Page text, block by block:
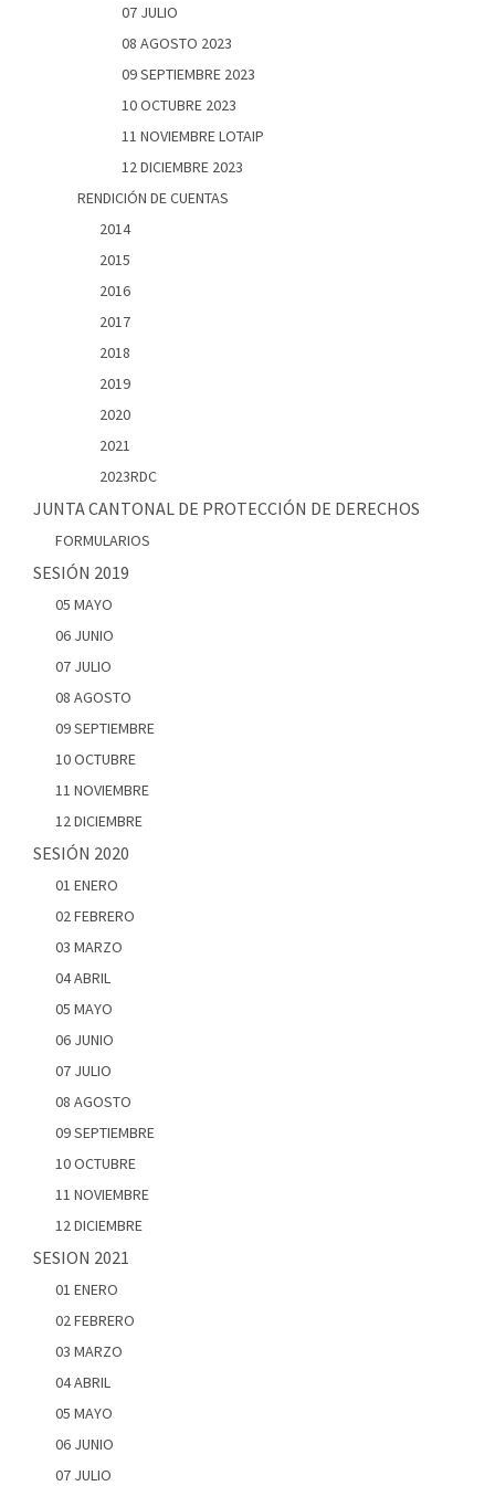
07 JULIO
08 AGOSTO 2023
09 SEPTIEMBRE 2023
10 OCTUBRE 2023
11 NOVIEMBRE LOTAIP
12 DICIEMBRE 2023
RENDICIÓN DE CUENTAS
2014
2015
2016
2017
2018
2019
2020
2021
2023RDC
JUNTA CANTONAL DE PROTECCIÓN DE DERECHOS
FORMULARIOS
SESIÓN 2019
05 MAYO
06 JUNIO
07 JULIO
08 AGOSTO
09 SEPTIEMBRE
10 OCTUBRE
11 NOVIEMBRE
12 DICIEMBRE
SESIÓN 2020
01 ENERO
02 FEBRERO
03 MARZO
04 ABRIL
05 MAYO
06 JUNIO
07 JULIO
08 AGOSTO
09 SEPTIEMBRE
10 OCTUBRE
11 NOVIEMBRE
12 DICIEMBRE
SESION 2021
01 ENERO
02 FEBRERO
03 MARZO
04 ABRIL
05 MAYO
06 JUNIO
07 JULIO